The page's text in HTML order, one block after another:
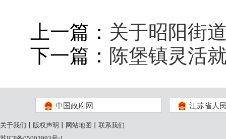
上一篇： 关于昭阳街
下一篇： 陈堡镇灵活
中国政府网 江苏省人
关于我们 版权声明 网站地图
联系我们